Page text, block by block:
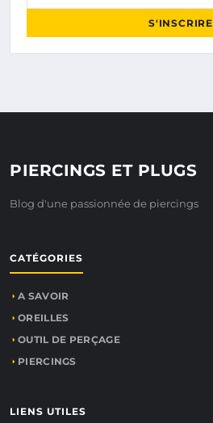
S'INSCRIRE
PIERCINGS ET PLUGS
Blog d'une passionnée de piercings
CATÉGORIES
A SAVOIR
OREILLES
OUTIL DE PERÇAGE
PIERCINGS
LIENS UTILES